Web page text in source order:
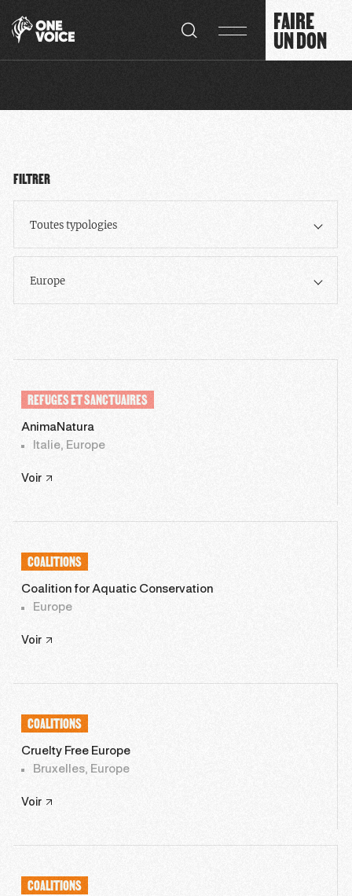
FAIRE
UN DON
FILTRER
Toutes typologies
Europe
REFUGES ET SANCTUAIRES
AnimaNatura
Italie, Europe
Voir
COALITIONS
Coalition for Aquatic Conservation
Europe
Voir
COALITIONS
Cruelty Free Europe
Bruxelles, Europe
Voir
COALITIONS